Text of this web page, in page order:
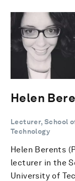
Helen
Lecturer, School
Technology
Helen Berents
lecturer in the
University of